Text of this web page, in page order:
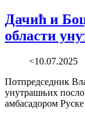
Дачић и
области
<10.07.2025
Потпредседник
унутрашњих
амбасадором